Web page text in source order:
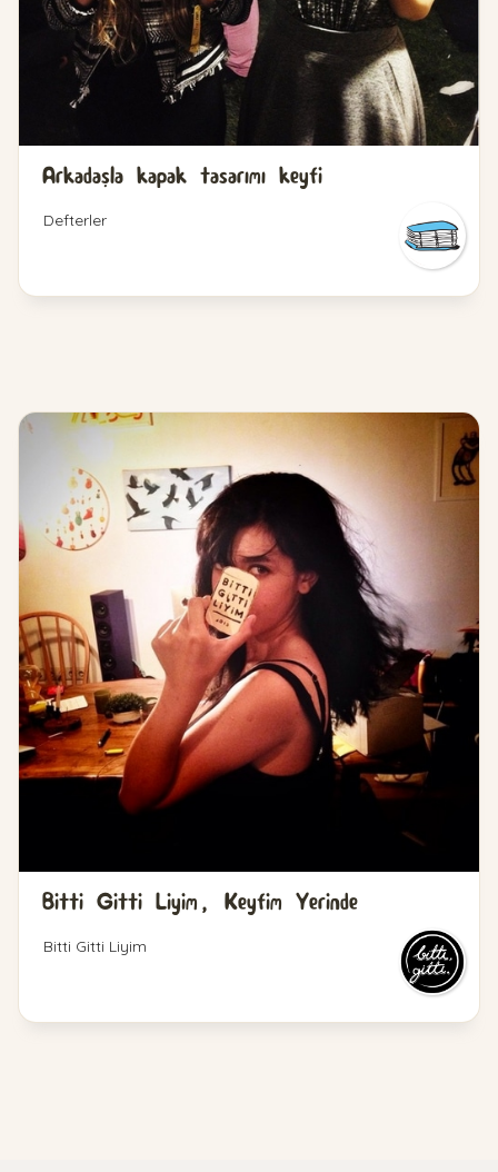
Arkadaşla kapak tasarımı keyfi
Defterler
Bitti Gitti Liyim, Keyfim Yerinde
Bitti Gitti Liyim